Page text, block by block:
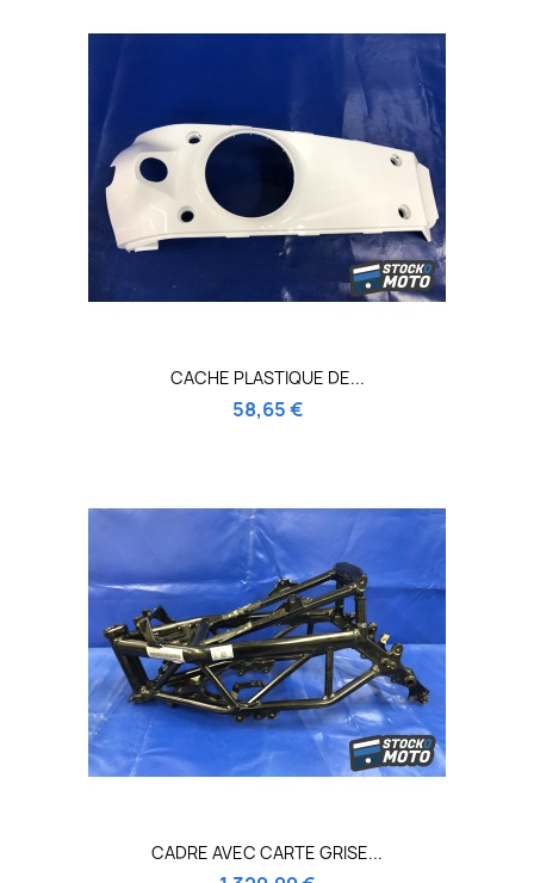
CACHE PLASTIQUE DE...
58,65 €
CADRE AVEC CARTE GRISE...